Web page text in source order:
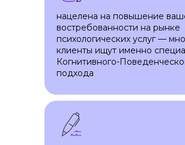
нацелена на повышение
востребованности на рынке
психологических услуг —
клиенты ищут именно
Когнитивного-
подхода
новой карьеры